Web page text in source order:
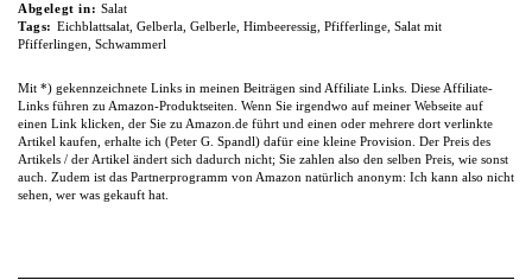
Abgelegt in: Salat
Tags: Eichblattsalat, Gelberla, Gelberle, Himbeeressig Pfifferlinge, Salat mit
Pfifferlingen Schwammerl
Mit *) gekennzeichnete Links in meinen Beiträgen sind Affiliate Links. Diese Affiliate-
Links führen zu Amazon-Produktseiten. Wenn Sie irgendwo auf meiner Webseite auf
einen Link klicken, der Sie zu Amazon.de führt und einen oder mehrere dort verlinkte
Artikel kaufen, erhalte ich (Peter G. Spandl) dafür eine kleine Provision. Der Preis des
Artikels / der Artikel ändert sich dadurch nicht; Sie zahlen also den selben Preis, wie sonst
auch. Zudem ist das Partnerprogramm von Amazon natürlich anonym: Ich kann also nicht
sehen, wer was gekauft hat.